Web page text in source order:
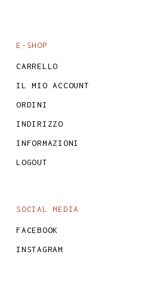
E-SHOP
CARRELLO
IL MIO ACCOUNT
ORDINI
INDIRIZZO
INFORMAZIONI
LOGOUT
SOCIAL MEDIA
FACEBOOK
INSTAGRAM